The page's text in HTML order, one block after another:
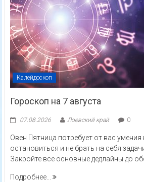
Калейдоскоп
Гороскоп на 7 августа
07.08.2026 Лоевский край 0
Овен Пятница потребует от вас
остановиться и не брать на себя
Закройте все основные дедлайны до
Подробнее...